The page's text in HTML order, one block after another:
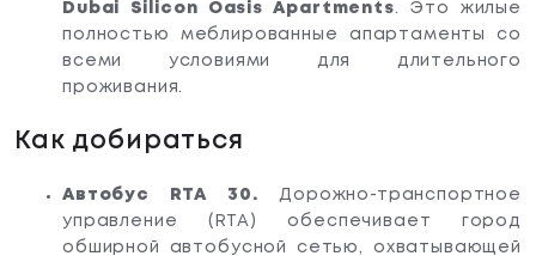
Dubai Silicon Oasis Apartments. Это жилые
полностью меблированные апартаменты со
всеми условиями для длительного
проживания.
Как добираться
Автобус RTA 30. Дорожно-транспортное
управление (RTA) обеспечивает город
обширной автобусной сетью, охватывающей